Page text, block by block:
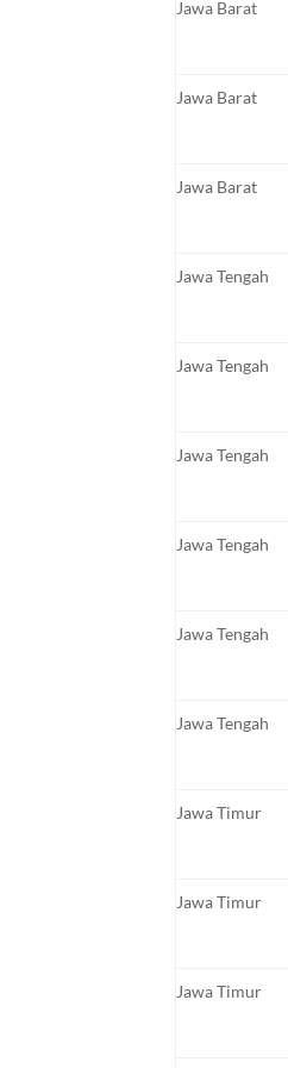
Jawa Barat
Jawa Barat
Jawa Barat
Jawa Tengah
Jawa Tengah
Jawa Tengah
Jawa Tengah
Jawa Tengah
Jawa Tengah
Jawa Timur
Jawa Timur
Jawa Timur